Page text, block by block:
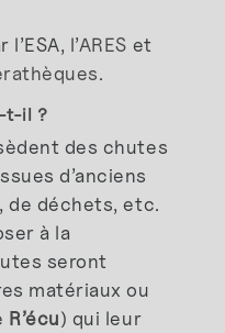
l’ARES et
.
t-il ?
des chutes
d’anciens
de déchets, etc.
à la
seront
matériaux ou
R’écu) qui leur